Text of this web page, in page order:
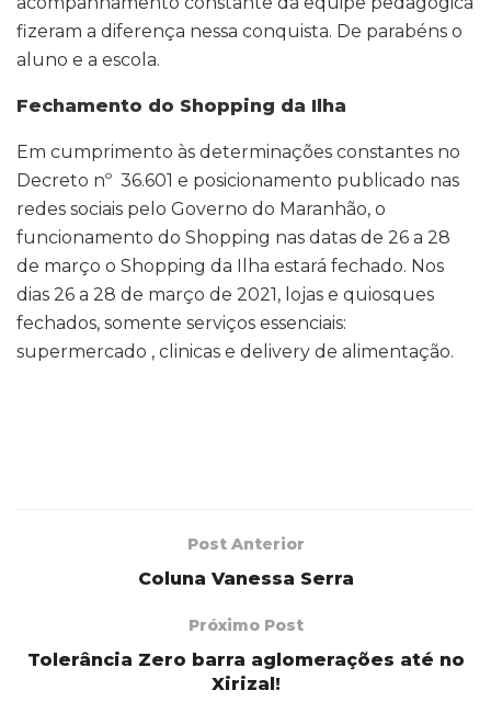
fizeram a diferença nessa conquista. De parabéns o
aluno e a escola.
Fechamento do Shopping da Ilha
Em cumprimento às determinações constantes no
Decreto nº 36.601 e posicionamento publicado nas
redes sociais pelo Governo do Maranhão, o
funcionamento do Shopping nas datas de 26 a 28
de março o Shopping da Ilha estará fechado. Nos
dias 26 a 28 de março de 2021, lojas e quiosques
fechados, somente serviços essenciais:
supermercado , clinicas e delivery de alimentação.
Post Anterior
Coluna Vanessa Serra
Próximo Post
Tolerância Zero barra aglomerações até no
Xirizal!